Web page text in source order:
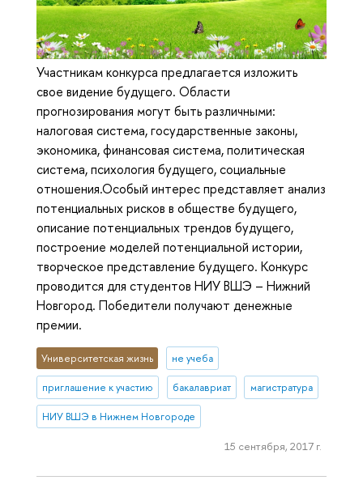
Участникам конкурса предлагается изложить
свое видение будущего. Области
прогнозирования могут быть различными:
налоговая система, государственные законы,
экономика, финансовая система, политическая
система, психология будущего, социальные
отношения.Особый интерес представляет анализ
потенциальных рисков в обществе будущего,
описание потенциальных трендов будущего,
построение моделей потенциальной истории,
творческое представление будущего. Конкурс
проводится для студентов НИУ ВШЭ – Нижний
Новгород. Победители получают денежные
премии.
Университетская жизнь не учеба
приглашение к участию бакалавриат магистратура
НИУ ВШЭ в Нижнем Новгороде
15 сентября, 2017 г.